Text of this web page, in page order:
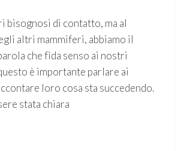
bisognosi di contatto, ma al
altri mammiferi, abbiamo il
che fìda senso ai nostri
è importante parlare ai
loro cosa sta succedendo.
stata chiara